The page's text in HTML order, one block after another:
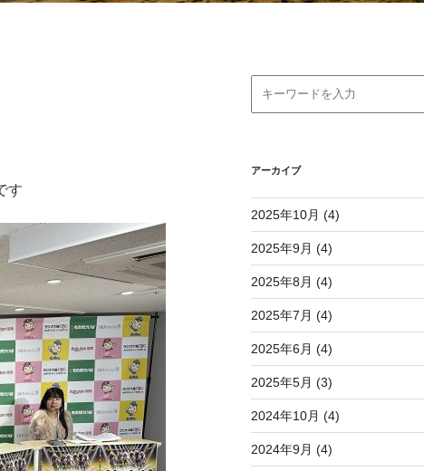
す
アーカイブ
2025年10月 (4)
2025年9月 (4)
2025年8月 (4)
2025年7月 (4)
2025年6月 (4)
2025年5月 (3)
2024年10月 (4)
2024年9月 (4)